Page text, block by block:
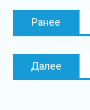
Навигация
Ранее
Далее